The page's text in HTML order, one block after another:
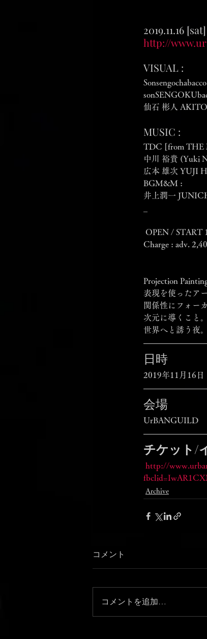
2019.11.16
http://
VISUAL :
Sonsengochabacco
仙石 彬人
MUSIC :
TDC [from THE
中川 裕貴 (Yuki
広本 雄次 YUJI
BGM&M :
井上潤一
OPEN / START
Charge : adv.
Projection
表現を使ったア
関係性にフォー
次元に導くこと
世界へと誘う夜。
日時
2019年11月16日
会場
UrBANGUILD
チケット/
http://
Archive
コメント
コメントを追加…